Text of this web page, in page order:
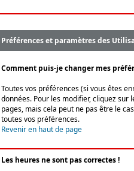
Préférences et paramètres des
Comment puis-je changer mes
Toutes vos préférences (si vous êtes
données. Pour les modifier, cliquez sur
pages, mais cela peut ne pas être le
toutes vos préférences.
Revenir en haut de page
Les heures ne sont pas correctes !